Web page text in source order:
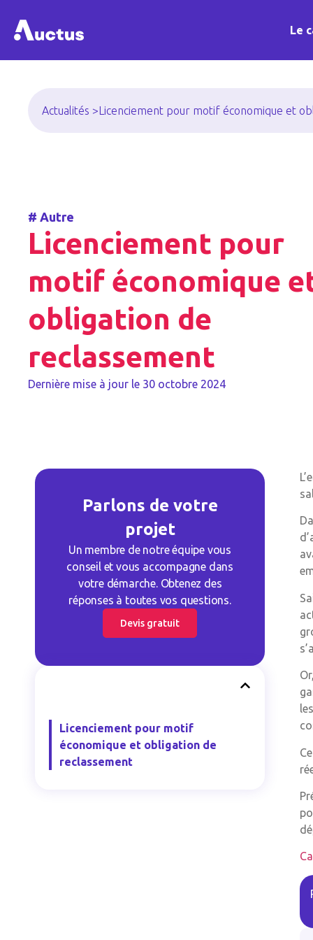
Le
Actualités >Licenciement pour motif économique et
# Autre
Licenciement pour
motif économique
obligation de
reclassement
Dernière mise à jour le 30 octobre 2024
Parlons de votre
projet
Un membre de notre équipe vous
conseil et vous accompagne dans
votre démarche. Obtenez des
réponses à toutes vos questions.
Devis gratuit
Licenciement pour motif
économique et obligation de
reclassement